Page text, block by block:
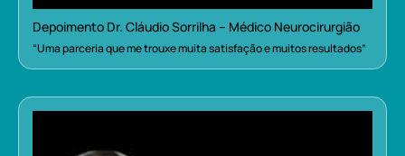
Depoimento Dr. Cláudio Sorrilha – Médico Neurocirurgião
“Uma parceria que me trouxe muita satisfação e muitos resultados”